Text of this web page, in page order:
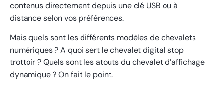
contenus directement depuis une clé USB ou à
distance selon vos préférences.
Mais quels sont les différents modèles de chevalets
numériques ? A quoi sert le chevalet digital stop
trottoir ? Quels sont les atouts du chevalet d’affichage
dynamique ? On fait le point.